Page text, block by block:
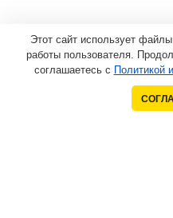
Этот сайт использует
работы пользователя.
соглашаетесь с Политикой